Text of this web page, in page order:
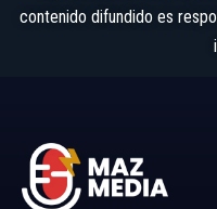
contenido difundido es